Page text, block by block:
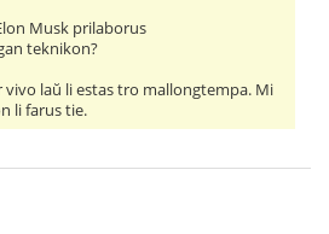
Musk prilaborus
teknikon?
vivo laŭ li estas tro mallongtempa. Mi
li farus tie.